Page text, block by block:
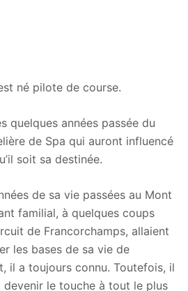
né pilote de course.
quelques années passée du
de Spa qui auront influencé
soit sa destinée.
de sa vie passées au Mont
familial, à quelques coups
de Francorchamps, allaient
les bases de sa vie de
il a toujours connu. Toutefois, il
devenir le touche à tout le plus